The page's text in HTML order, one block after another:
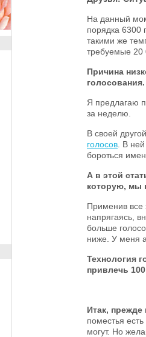
На данный
порядка 6300
такими же
требуемые 20
Причина
голосования.
Я предлагаю
за неделю.
В своей
голосов . В
бороться
А в этой
которую, мы
Применив все
напрягаясь,
больше
ниже. У меня
Технология
привлечь
Итак, прежде
поместья
могут. Но